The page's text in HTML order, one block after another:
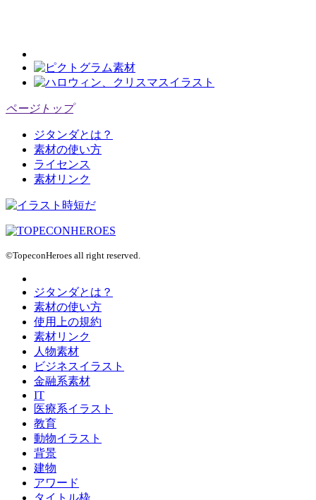
ページトップ
ジタンダとは？
素材の使い方
ライセンス
素材リンク
©TopeconHeroes all right reserved.
ジタンダとは？
素材の使い方
使用上の規約
素材リンク
人物素材
ビジネスイラスト
金融系素材
IT
医療系イラスト
教育
動物イラスト
背景
建物
アワード
タイトル枠